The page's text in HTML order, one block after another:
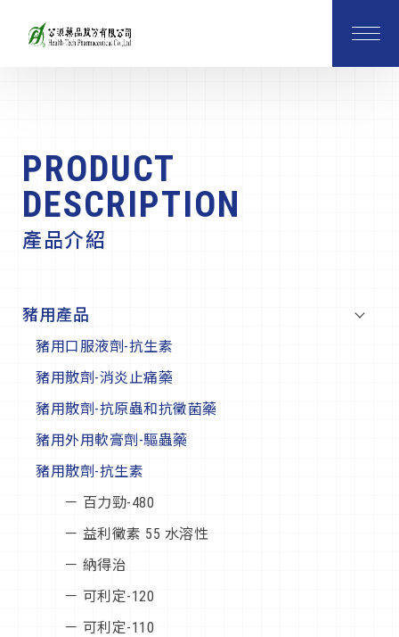
PRODUCT
DESCRIPTION
產品介紹
豬用產品
豬用口服液劑-抗生素
豬用散劑-消炎止痛藥
豬用散劑-抗原蟲和抗黴菌藥
豬用外用軟膏劑-驅蟲藥
豬用散劑-抗生素
－ 百力勁-480
－ 益利黴素 55 水溶性
－ 納得治
－ 可利定-120
－ 可利定-110